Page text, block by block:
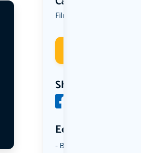
Film
Share
Een aantal
Borrelen